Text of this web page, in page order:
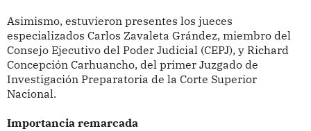
Asimismo, estuvieron presentes los jueces
especializados Carlos Zavaleta Grández, miembro del
Consejo Ejecutivo del Poder Judicial (CEPJ), y Richard
Concepción Carhuancho, del primer Juzgado de
Investigación Preparatoria de la Corte Superior
Nacional.
Importancia remarcada